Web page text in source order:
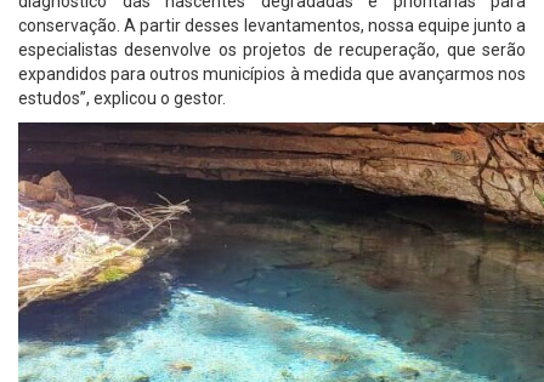
conservação. A partir desses levantamentos, nossa equipe junto a
especialistas desenvolve os projetos de recuperação, que serão
expandidos para outros municípios à medida que avançarmos nos
estudos”, explicou o gestor.